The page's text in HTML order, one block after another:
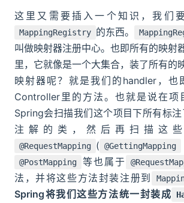
这里又需要插入一个知识，我们
MappingRegistry 的东西。
叫做映射器注册中心。也即所有的映射
里，它就像是一个大集合，装了所有的
映射器呢？就是我们的handler，也
Controller里的方法。也就是说在项
Spring会扫描我们这个项目下所有标注
注解的类，然后再扫描这
@RequestMapping ( @GettingMapping
@PostMapping 等也属于
法，并将这些方法封装注册到
Spring将我们这些方法统一封装成